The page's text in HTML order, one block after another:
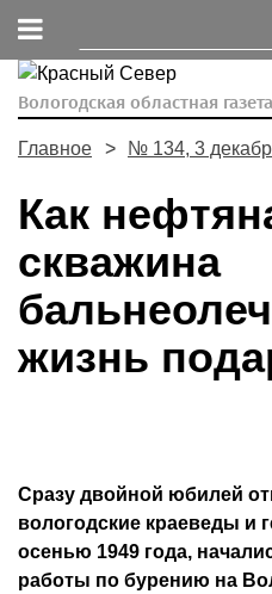
Вологодская областная
Главное № 134, 3
Как
скважина
жизнь
Сразу двойной юбилей
вологодские краеведы и
осенью 1949 года,
работы по бурению на